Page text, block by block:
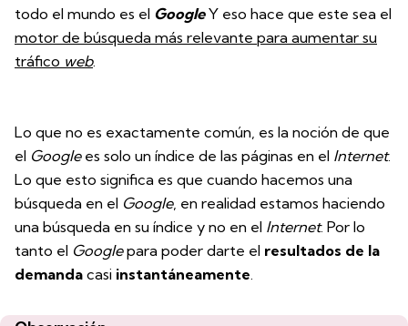
todo el mundo es el GoogleY eso hace que este sea el
motor de búsqueda más relevante para aumentar su
tráfico web.
Lo que no es exactamente común, es la noción de que
el Googlees solo un índice de las páginas en el Internet.
Lo que esto significa es que cuando hacemos una
búsqueda en el Google, en realidad estamos haciendo
una búsqueda en su índice y no en el Internet. Por lo
tanto el Googlepara poder darte el resultados de la
demanda casi instantáneamente